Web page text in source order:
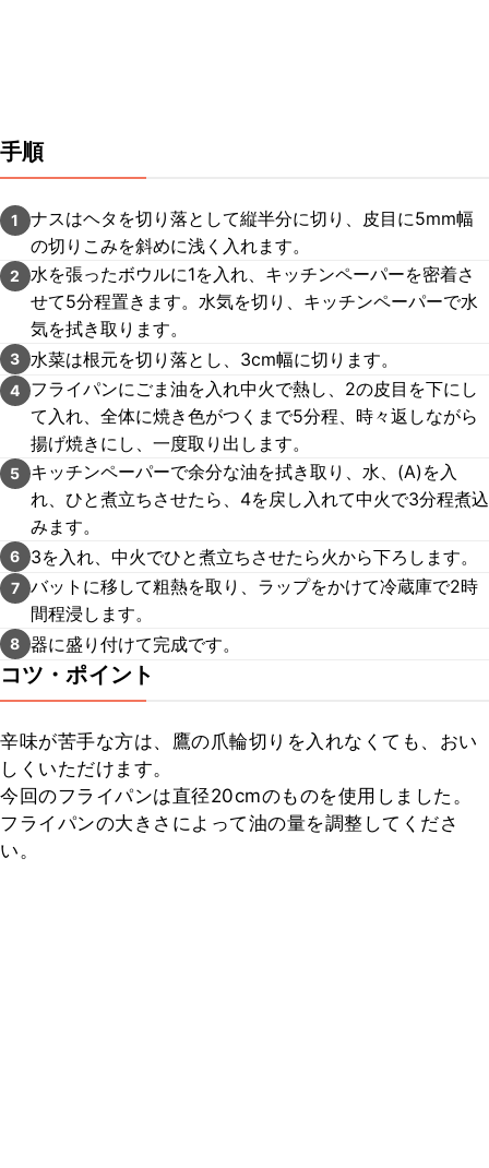
手順
1
ナスはヘタを切り落として縦半分に切り、皮目に5mm幅
の切りこみを斜めに浅く入れます。
2
水を張ったボウルに1を入れ、キッチンペーパーを密着さ
せて5分程置きます。水気を切り、キッチンペーパーで水
気を拭き取ります。
3 水菜は根元を切り落とし、3cm幅に切ります。
4
フライパンにごま油を入れ中火で熱し、2の皮目を下にし
て入れ、全体に焼き色がつくまで5分程、時々返しながら
揚げ焼きにし、一度取り出します。
5
キッチンペーパーで余分な油を拭き取り、水、(A)を入
れ、ひと煮立ちさせたら、4を戻し入れて中火で3分程煮込
みます。
6 3を入れ、中火でひと煮立ちさせたら火から下ろします。
7 バットに移して粗熱を取り、ラップをかけて冷蔵庫で2時
間程浸します。
8 器に盛り付けて完成です。
コツ・ポイント
辛味が苦手な方は、鷹の爪輪切りを入れなくても、おい
しくいただけます。
今回のフライパンは直径20cmのものを使用しました。
フライパンの大きさによって油の量を調整してくださ
い。